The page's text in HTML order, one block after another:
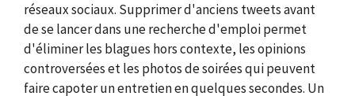
réseaux sociaux. Supprimer d'anciens tweets avant
de se lancer dans une recherche d'emploi permet
d'éliminer les blagues hors contexte, les opinions
controversées et les photos de soirées qui peuvent
faire capoter un entretien en quelques secondes. Un